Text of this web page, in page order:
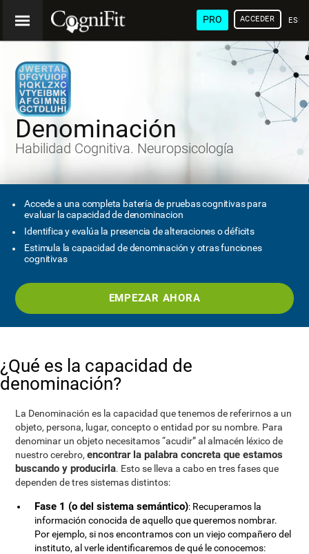
PRO ACCEDER
Denominación
Habilidad Cognitiva. Neuropsicología
Accede a una completa batería de pruebas cognitivas para
evaluar la capacidad de denominacion
Identifica y evalúa la presencia de alteraciones o déficits
Estimula la capacidad de denominación y otras funciones
cognitivas
EMPEZAR AHORA
¿Qué es la capacidad de
denominación?
La Denominación es la capacidad que tenemos de referirnos a un
objeto, persona, lugar, concepto o entidad por su nombre. Para
denominar un objeto necesitamos “acudir” al almacén léxico de
nuestro cerebro,encontrar la palabra concreta que estamos
buscando y producirla. Esto se lleva a cabo en tres fases que
dependen de tres sistemas distintos:
Fase 1 (o del sistema semántico): Recuperamos la
información conocida de aquello que queremos nombrar.
Por ejemplo, si nos encontramos con un viejo compañero del
instituto, al verle identificaremos de qué le conocemos: